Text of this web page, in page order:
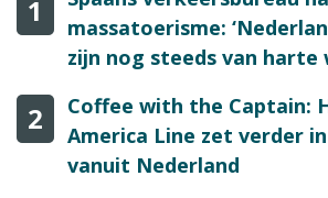
1
massatoerisme:
zijn nog steeds van harte
2
Coffee with the Captain:
America Line zet verder
vanuit Nederland